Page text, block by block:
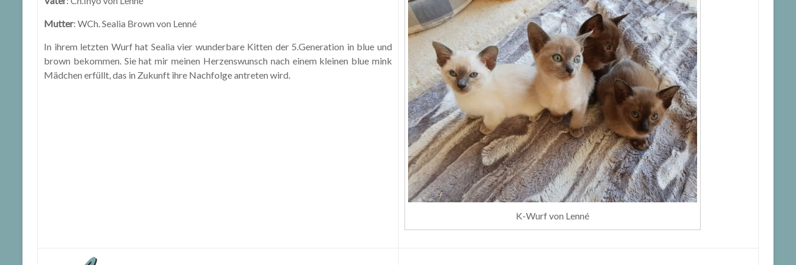
Mutter: WCh. Sealia Brown von Lenné
In ihrem letzten Wurf hat Sealia vier wunderbare Kitten der 5.Generation in blue und
brown bekommen. Sie hat mir meinen Herzenswunsch nach einem kleinen blue mink
Mädchen erfüllt, das in Zukunft ihre Nachfolge antreten wird.
K-Wurf von Lenné